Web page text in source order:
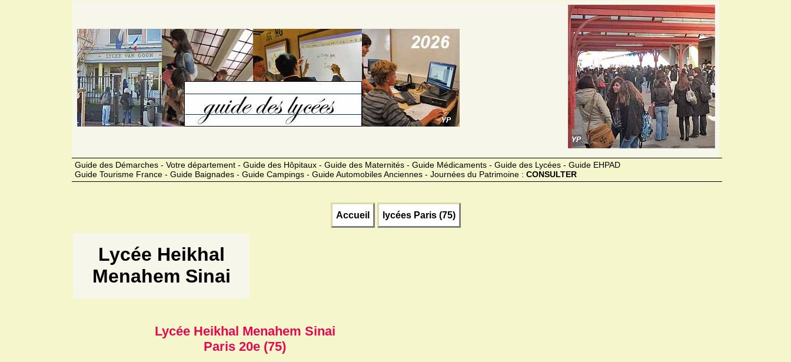
Guide des Démarches - Votre département - Guide des Hôpitaux - Guide des Maternités - Guide Médicaments - Guide des Lycées - Guide EHPAD
Guide Tourisme France - Guide Baignades - Guide Campings - Guide Automobiles Anciennes - Journées du Patrimoine : CONSULTER
Accueil lycées Paris (75)
Lycée Heikhal
Menahem Sinai
Lycée Heikhal Menahem Sinai
Paris 20e (75)